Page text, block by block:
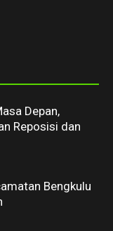
Depan,
Reposisi dan
Bengkulu